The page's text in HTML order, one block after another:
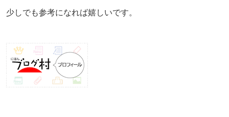
少しでも参考になれば嬉しいです。